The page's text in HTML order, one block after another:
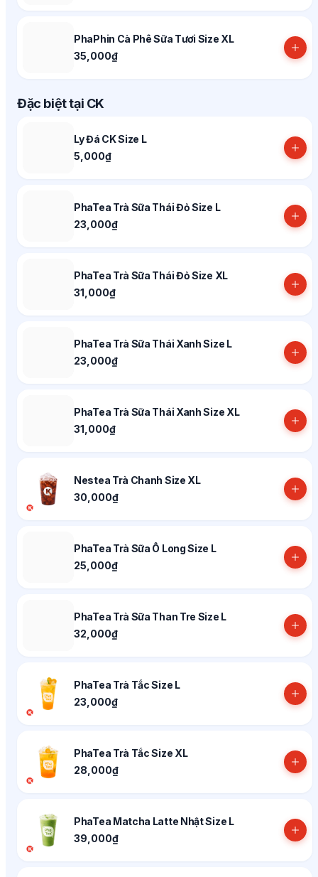
PhaPhin Cà Phê Sữa Tươi Size XL
35,000₫
Đặc biệt tại CK
Ly Đá CK Size L
5,000₫
PhaTea Trà Sữa Thái Đỏ Size L
23,000₫
PhaTea Trà Sữa Thái Đỏ Size XL
31,000₫
PhaTea Trà Sữa Thái Xanh Size L
23,000₫
PhaTea Trà Sữa Thái Xanh Size XL
31,000₫
Nestea Trà Chanh Size XL
30,000₫
PhaTea Trà Sữa Ô Long Size L
25,000₫
PhaTea Trà Sữa Than Tre Size L
32,000₫
PhaTea Trà Tắc Size L
23,000₫
PhaTea Trà Tắc Size XL
28,000₫
PhaTea Matcha Latte Nhật Size L
39,000₫